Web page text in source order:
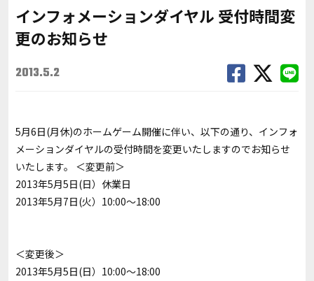
インフォメーションダイヤル 受付時間変
更のお知らせ
2013.5.2
5月6日(月休)のホームゲーム開催に伴い、以下の通り、インフォ
メーションダイヤルの受付時間を変更いたしますのでお知らせ
いたします。 ＜変更前＞
2013年5月5日(日）休業日
2013年5月7日(火）10:00～18:00
＜変更後＞
2013年5月5日(日）10:00～18:00